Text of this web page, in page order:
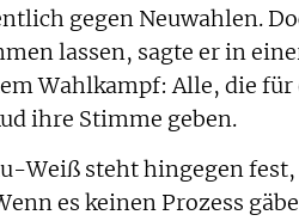
gegen Neuwahlen.
lassen, sagte er in
Wahlkampf: Alle, die
ihre Stimme geben.
Weiß steht hingegen
es keinen Prozess